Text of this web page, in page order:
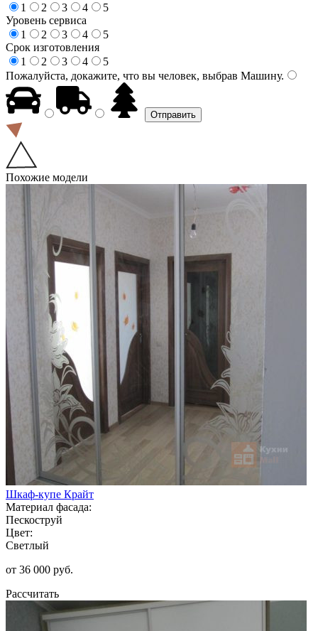
1
2 3 4
5
Уровень сервиса
1
2 3 4
5
Срок изготовления
1
2 3 4
5
Пожалуйста, докажите, что вы человек, выбрав Машину.
Похожие модели
Шкаф-купе Крайт
Материал фасада:
Пескоструй
Цвет:
Светлый
от 36 000 руб.
Рассчитать